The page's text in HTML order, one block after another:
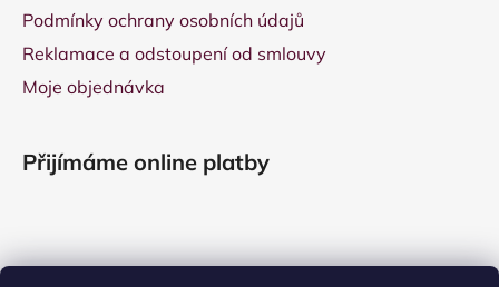
Podmínky ochrany osobních údajů
Reklamace a odstoupení od smlouvy
Moje objednávka
Přijímáme online platby